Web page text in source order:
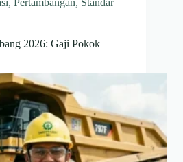
, Pertambangan, Standar
2026: Gaji Pokok